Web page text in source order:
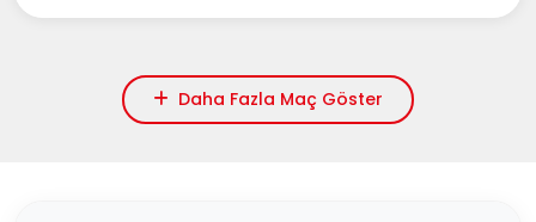
Daha Fazla Maç Göster